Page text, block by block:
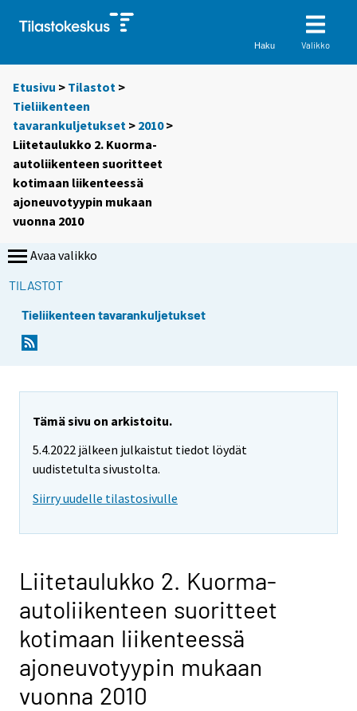
Haku Valikko
Etusivu > Tilastot >
Tieliikenteen
tavarankuljetukset > 2010>
Liitetaulukko 2. Kuorma-
autoliikenteen suoritteet
kotimaan liikenteessä
ajoneuvotyypin mukaan
vuonna 2010
Avaa valikko
TILASTOT
Tieliikenteen tavarankuljetukset
Tämä sivu on arkistoitu.
5.4.2022 jälkeen julkaistut tiedot löydät
uudistetulta sivustolta.
Siirry uudelle tilastosivulle
Liitetaulukko 2. Kuorma-
autoliikenteen suoritteet
kotimaan liikenteessä
ajoneuvotyypin mukaan
vuonna 2010